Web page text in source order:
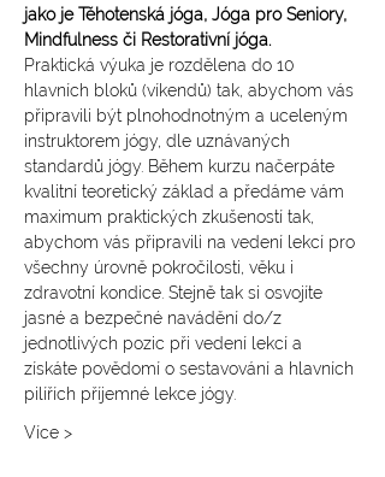
jako je Těhotenská jóga, Jóga pro Seniory,
Mindfulness či Restorativní jóga.
Praktická výuka je rozdělena do 10
hlavních bloků (víkendů) tak, abychom vás
připravili být plnohodnotným a uceleným
instruktorem jógy, dle uznávaných
standardů jógy. Během kurzu načerpáte
kvalitní teoretický základ a předáme vám
maximum praktických zkušeností tak,
abychom vás připravili na vedení lekcí pro
všechny úrovně pokročilosti, věku i
zdravotní kondice. Stejně tak si osvojíte
jasné a bezpečné navádění do/z
jednotlivých pozic při vedení lekcí a
získáte povědomí o sestavování a hlavních
pilířích příjemné lekce jógy.
Více >